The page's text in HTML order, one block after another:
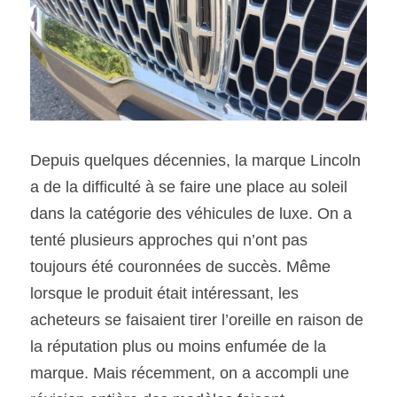
SOUMISSION RAPIDE
ASSURANCE
Depuis quelques décennies, la marque Lincoln
a de la difficulté à se faire une place au soleil
dans la catégorie des véhicules de luxe. On a
tenté plusieurs approches qui n’ont pas
toujours été couronnées de succès. Même
lorsque le produit était intéressant, les
acheteurs se faisaient tirer l’oreille en raison de
la réputation plus ou moins enfumée de la
marque. Mais récemment, on a accompli une